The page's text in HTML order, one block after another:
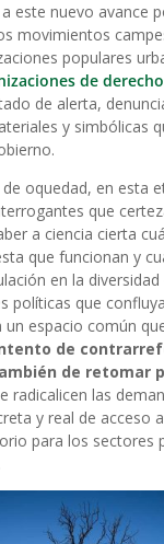
este nuevo avance
movimientos
populares
de
de alerta,
y simbólicas
oquedad, en esta
que
a ciencia cierta
que funcionan y
en la
políticas que
un espacio común
de
de retomar
radicalicen las
y real de acceso
para los sectores